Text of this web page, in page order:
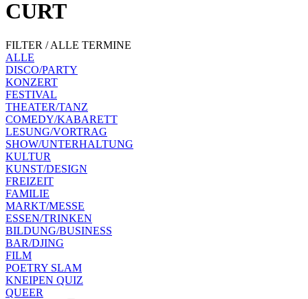
CURT
FILTER / ALLE TERMINE
ALLE
DISCO/PARTY
KONZERT
FESTIVAL
THEATER/TANZ
COMEDY/KABARETT
LESUNG/VORTRAG
SHOW/UNTERHALTUNG
KULTUR
KUNST/DESIGN
FREIZEIT
FAMILIE
MARKT/MESSE
ESSEN/TRINKEN
BILDUNG/BUSINESS
BAR/DJING
FILM
POETRY SLAM
KNEIPEN QUIZ
QUEER